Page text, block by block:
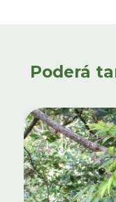
Poderá